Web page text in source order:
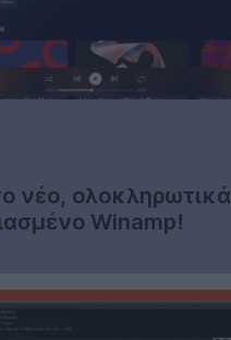
νέο, ολοκληρωτικά
Winamp!